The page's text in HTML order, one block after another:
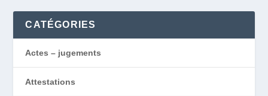
CATÉGORIES
Actes – jugements
Attestations